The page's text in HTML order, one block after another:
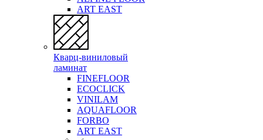
ART EAST
Кварц-виниловый
ламинат
FINEFLOOR
ECOCLICK
VINILAM
AQUAFLOOR
FORBO
ART EAST